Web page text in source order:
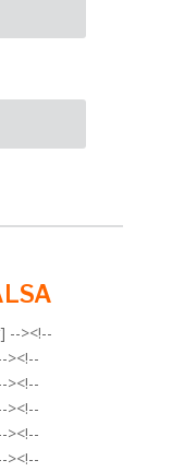
--><!--
><!--
><!--
><!--
><!--
><!--